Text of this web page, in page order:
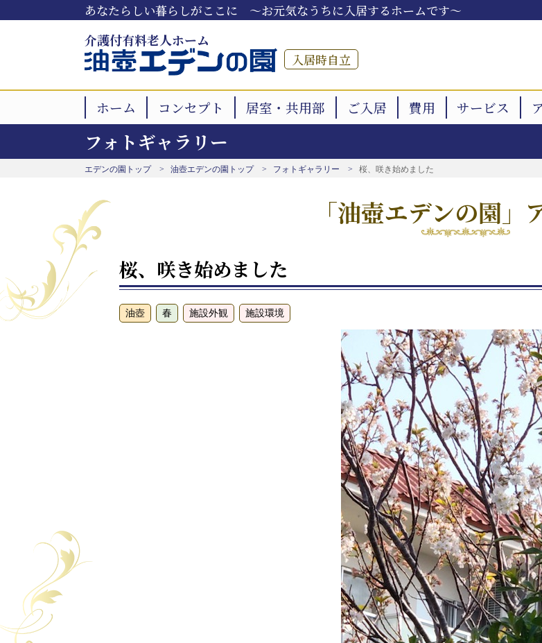
あなたらしい暮らしがここに ～お元気なうちに入居するホームです～
介護付有料老人ホーム
入居時自立
ホーム コンセプト 居室・共用部 ご入居 費用 サービス
フォトギャラリー
エデンの園トップ 油壺エデンの園トップ フォトギャラリー 桜、咲き始めました
「油壺エデンの園」
桜、咲き始めました
油壺 春 施設外観 施設環境